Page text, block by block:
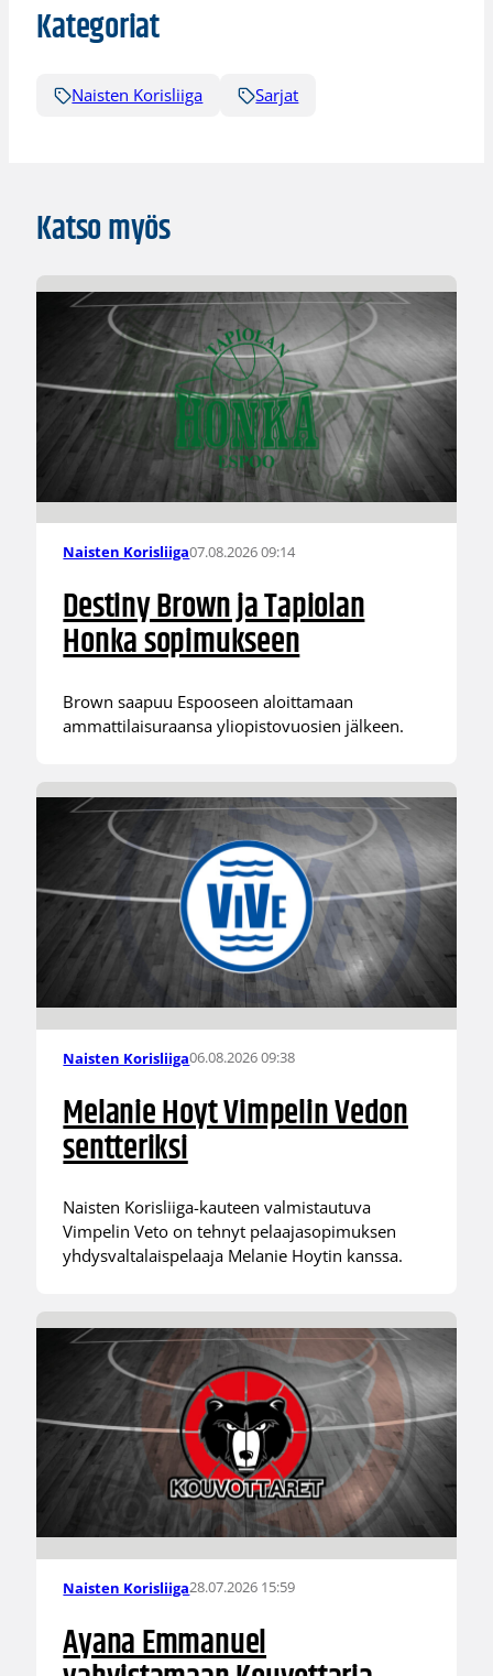
Kategoriat
Naisten Korisliiga Sarjat
Katso myös
Naisten Korisliiga07.08.2026 09:14
Destiny Brown ja Tapiolan
Honka sopimukseen
Brown saapuu Espooseen aloittamaan
ammattilaisuraansa yliopistovuosien jälkeen.
Naisten Korisliiga06.08.2026 09:38
Melanie Hoyt Vimpelin Vedon
sentteriksi
Naisten Korisliiga-kauteen valmistautuva
Vimpelin Veto on tehnyt pelaajasopimuksen
yhdysvaltalaispelaaja Melanie Hoytin kanssa.
Naisten Korisliiga28.07.2026 15:59
Ayana Emmanuel